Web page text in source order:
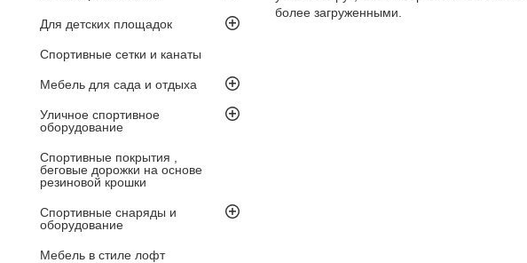
Для детских площадок
Спортивные сетки и канаты
Мебель для сада и отдыха
Уличное спортивное
оборудование
Спортивные покрытия ,
беговые дорожки на основе
резиновой крошки
Спортивные снаряды и
оборудование
Мебель в стиле лофт
более загруженными.